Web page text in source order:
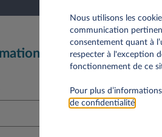
personnelles
Nous utilisons les
communication
consentement quant à
respecter à l'exception
fonctionnement de ce
Pour plus
de confidentialité